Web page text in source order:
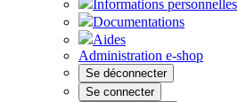
Informations personnelles
Documentations
Aides
Administration e-shop
Se déconnecter
Se connecter